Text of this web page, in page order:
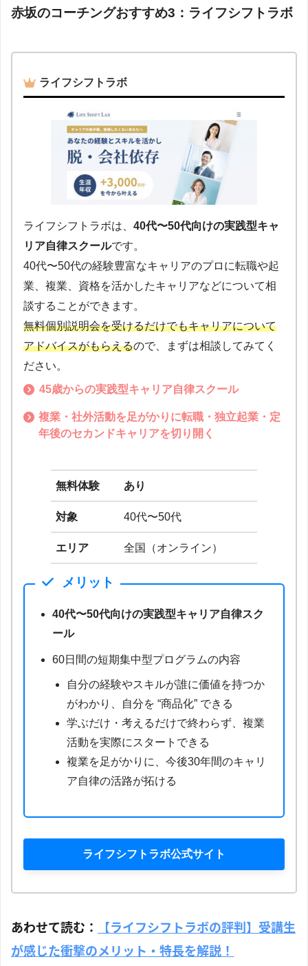
赤坂のコーチングおすすめ3：ライフシフトラボ
ライフシフトラボ
ライフシフトラボは、 40代〜50代向けの実践型キャ
リア自律スクールです。
40代〜50代の経験豊富なキャリアのプロに転職や起
業、複業、資格を活かしたキャリアなどについて相
談することができます。
無料個別説明会を受けるだけでもキャリアについて
アドバイスがもらえるので、まずは相談してみてく
ださい。
45歳からの実践型キャリア自律スクール
複業・社外活動を足がかりに転職・独立起業・定
年後のセカンドキャリアを切り開く
無料体験 あり
対象 40代〜50代
エリア 全国（オンライン）
メリット
40代〜50代向けの実践型キャリア自律スク
ール
60日間の短期集中型プログラムの内容
自分の経験やスキルが誰に価値を持つか
がわかり、自分を “商品化” できる
学ぶだけ・考えるだけで終わらず、複業
活動を実際にスタートできる
複業を足がかりに、今後30年間のキャリ
ア自律の活路が拓ける
ライフシフトラボ公式サイト
あわせて読む：
【ライフシフトラボの評判】受講生
が感じた衝撃のメリット・特長を解説！